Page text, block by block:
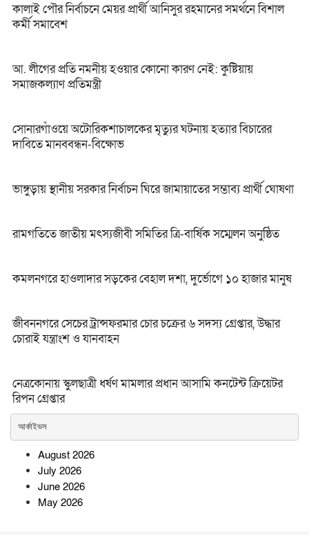
কালাই পৌর নির্বাচনে মেয়র প্রার্থী আনিসুর রহমানের সমর্থনে বিশাল
কর্মী সমাবেশ
আ. লীগের প্রতি নমনীয় হওয়ার কোনো কারণ নেই: কুষ্টিয়ায়
সমাজকল্যাণ প্রতিমন্ত্রী
সোনারগাঁওয়ে অটোরিকশাচালকের মৃত্যুর ঘটনায় হত্যার বিচারের
দাবিতে মানববন্ধন-বিক্ষোভ
ভাঙ্গুড়ায় স্থানীয় সরকার নির্বাচন ঘিরে জামায়াতের সম্ভাব্য প্রার্থী ঘোষণা
রামগতিতে জাতীয় মৎস্যজীবী সমিতির ত্রি-বার্ষিক সম্মেলন অনুষ্ঠিত
কমলনগরে হাওলাদার সড়কের বেহাল দশা, দুর্ভোগে ১০ হাজার মানুষ
জীবননগরে সেচের ট্রান্সফরমার চোর চক্রের ৬ সদস্য গ্রেপ্তার, উদ্ধার
চোরাই যন্ত্রাংশ ও যানবাহন
নেত্রকোনায় স্কুলছাত্রী ধর্ষণ মামলার প্রধান আসামি কনটেন্ট ক্রিয়েটর
রিপন গ্রেপ্তার
আর্কাইভস
August 2026
July 2026
June 2026
May 2026